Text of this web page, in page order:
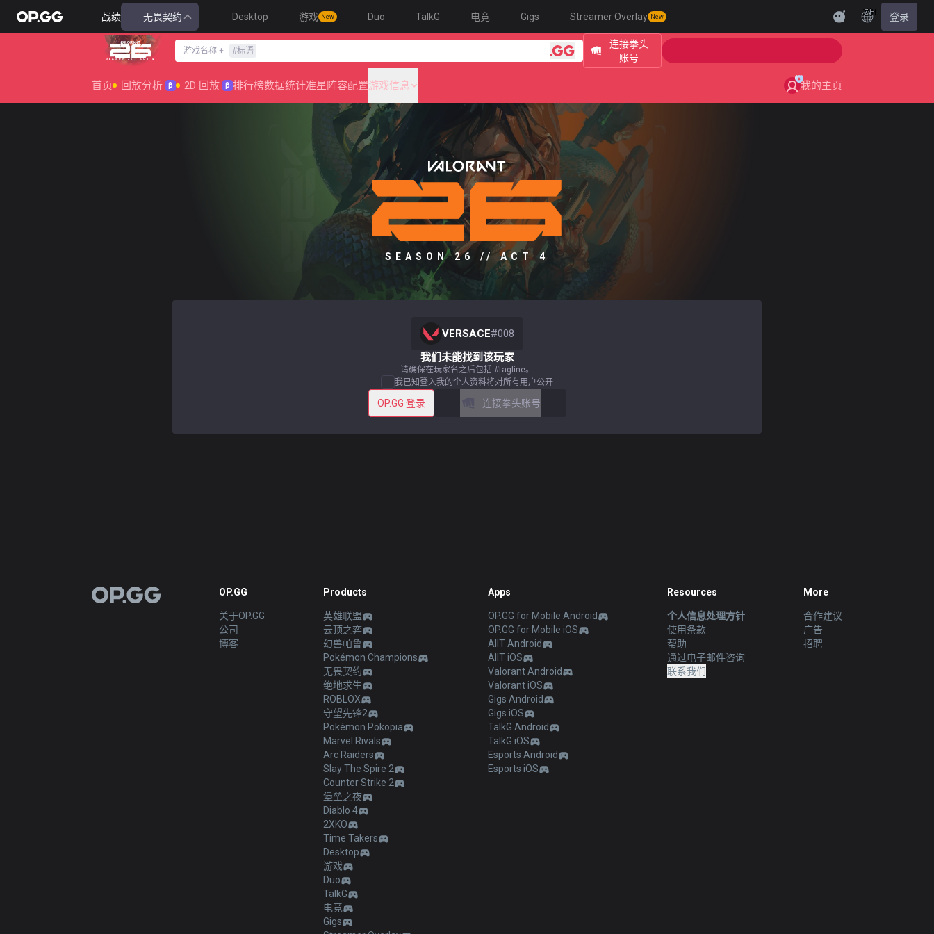
战绩 无畏契约 Desktop 游戏 New Duo TalkG 电竞 Gigs Streamer Overlay New
ZH 登录
SEASON 26 : ACT 4
游戏名称 + #标语
连接拳头
账号
首页 回放分析 β 2D 回放 β 排行榜数据统计准星 阵容配置游戏信息 我的主页
SEASON 26 // ACT 4
VERSACE#008
我们未能找到该玩家
请确保在玩家名之后包括 #tagline。
我已知登入我的个人资料将对所有用户公开
OP.GG 登录 连接拳头账号
OP.GG OP.GG
关于OP.GG
公司
博客
Products
英雄联盟
云顶之弈
幻兽帕鲁
Pokémon Champions
无畏契约
绝地求生
ROBLOX
守望先锋2
Pokémon Pokopia
Marvel Rivals
Arc Raiders
Slay The Spire 2
Counter Strike 2
堡垒之夜
Diablo 4
2XKO
Time Takers
Desktop
游戏
Duo
TalkG
电竞
Gigs
Apps
OP.GG for Mobile Android
OP.GG for Mobile iOS
AllT Android
AllT iOS
Valorant Android
Valorant iOS
Gigs Android
Gigs iOS
TalkG Android
TalkG iOS
Esports Android
Esports iOS
Resources
个人信息处理方针
使用条款
帮助
通过电子邮件咨询
联系我们
More
合作建议
广告
招聘